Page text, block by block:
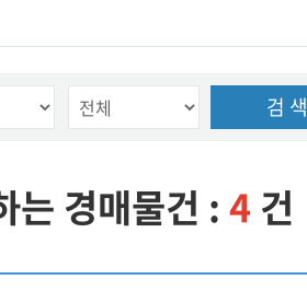
검 색
는 경매물건 :4 건